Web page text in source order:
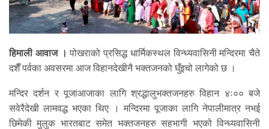
हिमाली आवाज । पोखराको प्रसिद्ध धार्मिकस्थल विन्ध्यवासिनी मन्दिरमा चैते
दशैँ पर्वका अवसरमा आज विहानदेखीनै भक्तजनको घुँइचो लागेको छ ।
मन्दिर दर्शन र पूजाआजाका लागि श्रद्धालुभक्तजनहरु विहान ४ः०० बजे
सवेरैदेखी लामवद्ध भएका थिए । मन्दिरमा पूजाका लागि नेपालीमात्र नभई
छिमेकी मुलुक भारतबाट समेत भक्तजनहरु सहभागी भएको विन्ध्यवासिनी